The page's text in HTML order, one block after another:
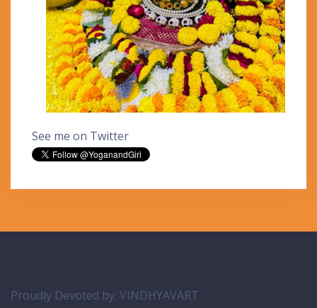
See me on Twitter
Proudly Devoted by: VINDHYAVART